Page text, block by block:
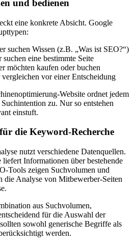
und bedienen
eine konkrete Absicht. Google
suchen Wissen (z.B. „Was ist SEO?“)
suchen eine bestimmte Seite
möchten kaufen oder buchen
vor einer Entscheidung
Website ordnet jedem
zu. Nur so entstehen
einstuft.
die Keyword-Recherche
nutzt verschiedene Datenquellen.
Informationen über bestehende
Tools zeigen Suchvolumen und
die Analyse von Mitbewerber-Seiten
aus Suchvolumen,
für die Auswahl der
sowohl generische Begriffe als
werden.